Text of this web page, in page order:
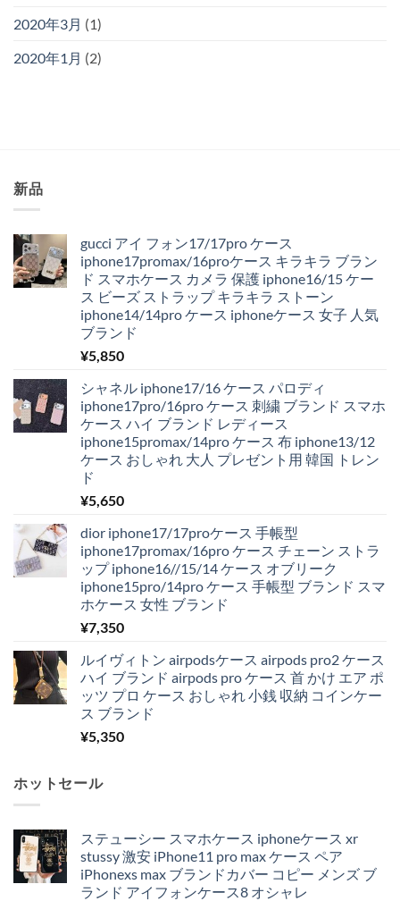
2020年3月 (1)
2020年1月 (2)
新品
gucci アイ フォン17/17pro ケース
iphone17promax/16proケース キラキラ ブラン
ド スマホケース カメラ 保護 iphone16/15 ケー
ス ビーズ ストラップ キラキラ ストーン
iphone14/14pro ケース iphoneケース 女子 人気
ブランド
¥5,850
シャネル iphone17/16 ケース パロディ
iphone17pro/16pro ケース 刺繍 ブランド スマホ
ケース ハイ ブランド レディース
iphone15promax/14pro ケース 布 iphone13/12
ケース おしゃれ 大人 プレゼント用 韓国 トレン
ド
¥5,650
dior iphone17/17proケース 手帳型
iphone17promax/16pro ケース チェーン ストラ
ップ iphone16//15/14 ケース オブリーク
iphone15pro/14pro ケース 手帳型 ブランド スマ
ホケース 女性 ブランド
¥7,350
ルイヴィトン airpodsケース airpods pro2 ケース
ハイ ブランド airpods pro ケース 首 かけ エア ポ
ッツ プロ ケース おしゃれ 小銭 収納 コインケー
ス ブランド
¥5,350
ホットセール
ステューシー スマホケース iphoneケース xr
stussy 激安 iPhone11 pro max ケース ペア
iPhonexs max ブランドカバー コピー メンズ ブ
ランド アイフォンケース8 オシャレ